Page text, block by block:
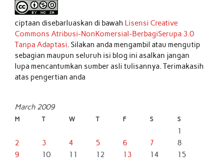
ciptaan disebarluaskan di bawah Lisensi Creative
Commons Atribusi-NonKomersial-BerbagiSerupa 3.0
Tanpa Adaptasi. Silakan anda mengambil atau mengutip
sebagian maupun seluruh isi blog ini asalkan jangan
lupa mencantumkan sumber asli tulisannya. Terimakasih
atas pengertian anda
March 2009
M T W T F S S
1
2
3 4 5 6 7
8
9
10 11 12 13 14
15